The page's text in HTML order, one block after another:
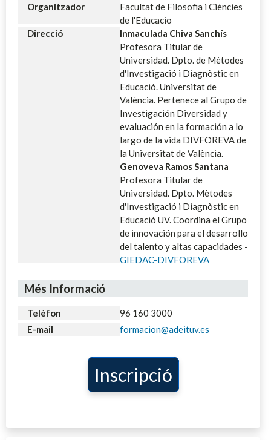
Organitzador
Facultat de Filosofia i Ciències
de l'Educacio
Direcció
Inmaculada Chiva Sanchís
Profesora Titular de
Universidad. Dpto. de Mètodes
d'Investigació i Diagnòstic en
Educació. Universitat de
València. Pertenece al Grupo de
Investigación Diversidad y
evaluación en la formación a lo
largo de la vida DIVFOREVA de
la Universitat de València.
Genoveva Ramos Santana
Profesora Titular de
Universidad. Dpto. Mètodes
d'Investigació i Diagnòstic en
Educació UV. Coordina el Grupo
de innovación para el desarrollo
del talento y altas capacidades -
GIEDAC-DIVFOREVA
Més Informació
Telèfon
96 160 3000
E-mail
formacion@adeituv.es
Inscripció